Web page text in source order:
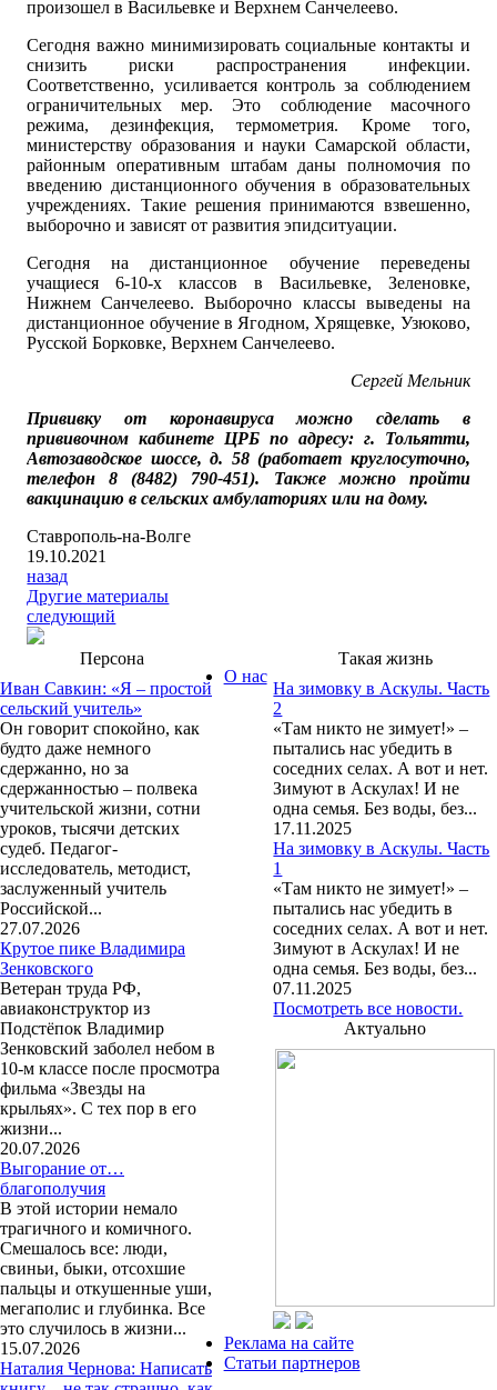
произошел в Васильевке и Верхнем Санчелеево.
Сегодня важно минимизировать социальные контакты и
снизить риски распространения инфекции.
Соответственно, усиливается контроль за соблюдением
ограничительных мер. Это соблюдение масочного
режима, дезинфекция, термометрия. Кроме того,
министерству образования и науки Самарской области,
районным оперативным штабам даны полномочия по
введению дистанционного обучения в образовательных
учреждениях. Такие решения принимаются взвешенно,
выборочно и зависят от развития эпидситуации.
Сегодня на дистанционное обучение переведены
учащиеся 6-10-х классов в Васильевке, Зеленовке,
Нижнем Санчелеево. Выборочно классы выведены на
дистанционное обучение в Ягодном, Хрящевке, Узюково,
Русской Борковке, Верхнем Санчелеево.
Сергей Мельник
Прививку от коронавируса можно сделать в
прививочном кабинете ЦРБ по адресу: г. Тольятти,
Автозаводское шоссе, д. 58 (работает круглосуточно,
телефон 8 (8482) 790-451). Также можно пройти
вакцинацию в сельских амбулаториях или на дому.
Ставрополь-на-Волге
19.10.2021
назад
Другие материалы
следующий
Персона
Иван Савкин: «Я – простой
сельский учитель»
Он говорит спокойно, как
будто даже немного
сдержанно, но за
сдержанностью – полвека
учительской жизни, сотни
уроков, тысячи детских
судеб. Педагог-
исследователь, методист,
заслуженный учитель
Российской...
27.07.2026
Крутое пике Владимира
Зенковского
Ветеран труда РФ,
авиаконструктор из
Подстёпок Владимир
Зенковский заболел небом в
10-м классе после просмотра
фильма «Звезды на
крыльях». С тех пор в его
жизни...
20.07.2026
Выгорание от…
благополучия
В этой истории немало
трагичного и комичного.
Смешалось все: люди,
свиньи, быки, отсохшие
пальцы и откушенные уши,
мегаполис и глубинка. Все
это случилось в жизни...
15.07.2026
Наталия Чернова: Написать
Такая жизнь
На зимовку в Аскулы. Часть
2
«Там никто не зимует!» –
пытались нас убедить в
соседних селах. А вот и нет.
Зимуют в Аскулах! И не
одна семья. Без воды, без...
17.11.2025
На зимовку в Аскулы. Часть
1
«Там никто не зимует!» –
пытались нас убедить в
соседних селах. А вот и нет.
Зимуют в Аскулах! И не
одна семья. Без воды, без...
07.11.2025
Посмотреть все новости.
Актуально
О нас
Реклама на сайте
Статьи партнеров